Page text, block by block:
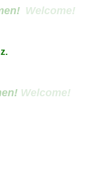
Welcome!
Welcome!